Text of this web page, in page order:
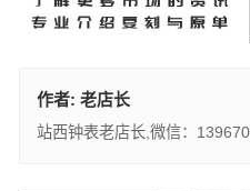
作者: 老店长
站西钟表老店长,微信：